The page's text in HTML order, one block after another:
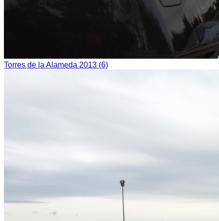
Torres de la Alameda 2013 (6)